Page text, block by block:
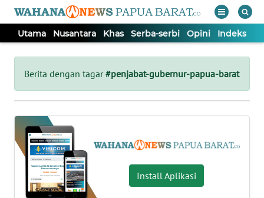
Utama Nusantara Khas Serba-serbi Opini Indeks
Berita dengan tagar#penjabat-gubernur-papua-barat
Install Aplikasi
Tutup
UTAMA
NUSANTARA
KHAS